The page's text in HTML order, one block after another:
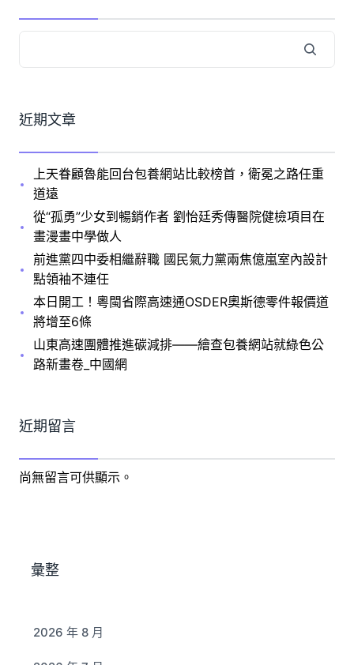
近期文章
上天眷顧魯能回台包養網站比較榜首，衛冕之路任重
道遠
從“孤勇”少女到暢銷作者 劉怡廷秀傳醫院健檢項目在
畫漫畫中學做人
前進黨四中委相繼辭職 國民氣力黨兩焦億嵐室內設計
點領袖不連任
本日開工！粵閩省際高速通OSDER奧斯德零件報價道
將增至6條
山東高速團體推進碳減排——繪查包養網站就綠色公
路新畫卷_中國網
近期留言
尚無留言可供顯示。
彙整
2026 年 8 月